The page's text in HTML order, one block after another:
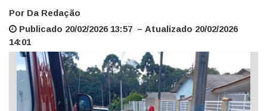
Por Da Redação
Publicado 20/02/2026 13:57 – Atualizado 20/02/2026
14:01